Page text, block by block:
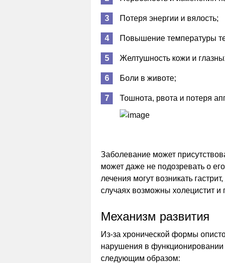
Потеря энергии и вялость;
Повышение температуры
Желтушность кожи и
Боли в животе;
Тошнота, рвота и потеря
Заболевание может
может даже не подозревать о
лечения могут возникать
случаях возможны холецистит
Механизм развития
Из-за хронической формы
нарушения в функционировании
следующим образом: